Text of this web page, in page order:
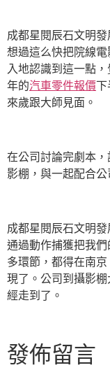
成都星閱辰石文明
想過這么快把院線
入地認識到這一點
年的汽車零件報價下
來歲跟大師見面。
在公司討論完劇本
影棚，與一起配合公
成都星閱辰石文明發
通過動作捕獲把我
多環節，都得在南
現了。公司到攝影
經走到了。
發佈留言